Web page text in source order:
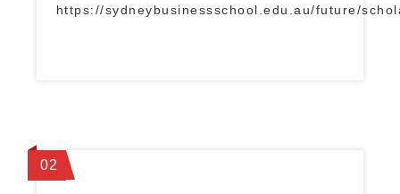
https://sydneybusinessschool.edu.au/future/
02